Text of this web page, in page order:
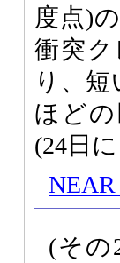
度点)
衝突
り、短
ほどの
(24日
NEAR
(その